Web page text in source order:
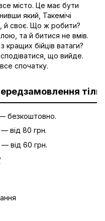
місто. Це має бути
який, Такемічі
й своє. Що ж робити?
та й битися не вмів.
кращих бійців ватаги?
що вийде.
спочатку.
безкоштовно.
від 80 грн.
від 60 грн.